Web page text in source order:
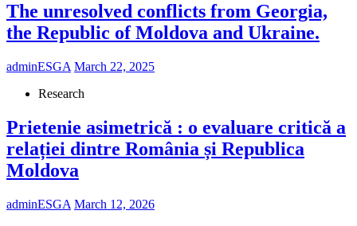
The unresolved conflicts from Georgia,
the Republic of Moldova and Ukraine.
adminESGA March 22, 2025
Research
Prietenie asimetrică : o evaluare critică a
relației dintre România și Republica
Moldova
adminESGA March 12, 2026